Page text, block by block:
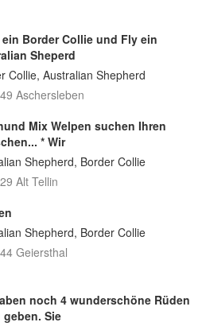
Border Collie und Fly ein
Sheperd
Collie, Australian Shepherd
Aschersleben
Mix Welpen suchen Ihren
* Wir
Shepherd, Border Collie
Alt Tellin
Shepherd, Border Collie
Geiersthal
noch 4 wunderschöne Rüden
geben. Sie